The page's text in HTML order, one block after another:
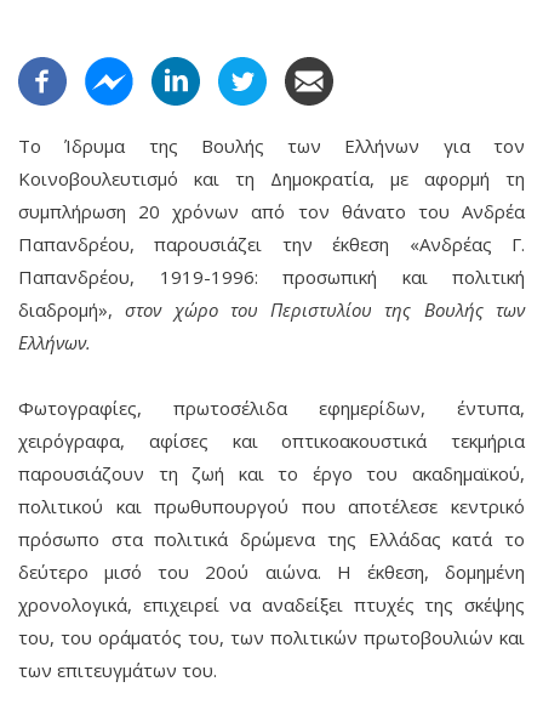
Το Ίδρυμα της Βουλής των Ελλήνων για τον
Κοινοβουλευτισμό και τη Δημοκρατία, με αφορμή τη
συμπλήρωση 20 χρόνων από τον θάνατο του Ανδρέα
Παπανδρέου, παρουσιάζει την έκθεση «Ανδρέας Γ.
Παπανδρέου, 1919-1996: προσωπική και πολιτική
διαδρομή»,στον χώρο του Περιστυλίου της Βουλής των
Ελλήνων.
Φωτογραφίες, πρωτοσέλιδα εφημερίδων, έντυπα,
χειρόγραφα, αφίσες και οπτικοακουστικά τεκμήρια
παρουσιάζουν τη ζωή και το έργο του ακαδημαϊκού,
πολιτικού και πρωθυπουργού που αποτέλεσε κεντρικό
πρόσωπο στα πολιτικά δρώμενα της Ελλάδας κατά το
δεύτερο μισό του 20ού αιώνα. Η έκθεση, δομημένη
χρονολογικά, επιχειρεί να αναδείξει πτυχές της σκέψης
του, του οράματός του, των πολιτικών πρωτοβουλιών και
των επιτευγμάτων του.